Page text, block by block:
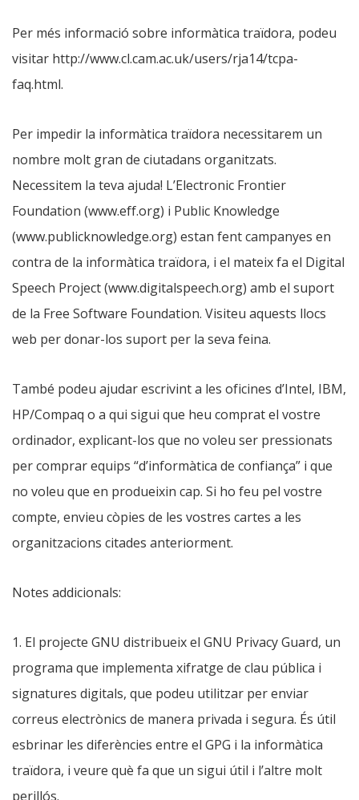
Per més informació sobre informàtica traïdora, podeu
visitar http://www.cl.cam.ac.uk/users/rja14/tcpa-
faq.html.
Per impedir la informàtica traïdora necessitarem un
nombre molt gran de ciutadans organitzats.
Necessitem la teva ajuda! L’Electronic Frontier
Foundation (www.eff.org) i Public Knowledge
(www.publicknowledge.org) estan fent campanyes en
contra de la informàtica traïdora, i el mateix fa el Digital
Speech Project (www.digitalspeech.org) amb el suport
de la Free Software Foundation. Visiteu aquests llocs
web per donar-los suport per la seva feina.
També podeu ajudar escrivint a les oficines d’Intel, IBM,
HP/Compaq o a qui sigui que heu comprat el vostre
ordinador, explicant-los que no voleu ser pressionats
per comprar equips “d’informàtica de confiança” i que
no voleu que en produeixin cap. Si ho feu pel vostre
compte, envieu còpies de les vostres cartes a les
organitzacions citades anteriorment.
Notes addicionals:
1. El projecte GNU distribueix el GNU Privacy Guard, un
programa que implementa xifratge de clau pública i
signatures digitals, que podeu utilitzar per enviar
correus electrònics de manera privada i segura. És útil
esbrinar les diferències entre el GPG i la informàtica
traïdora, i veure què fa que un sigui útil i l’altre molt
perillós.